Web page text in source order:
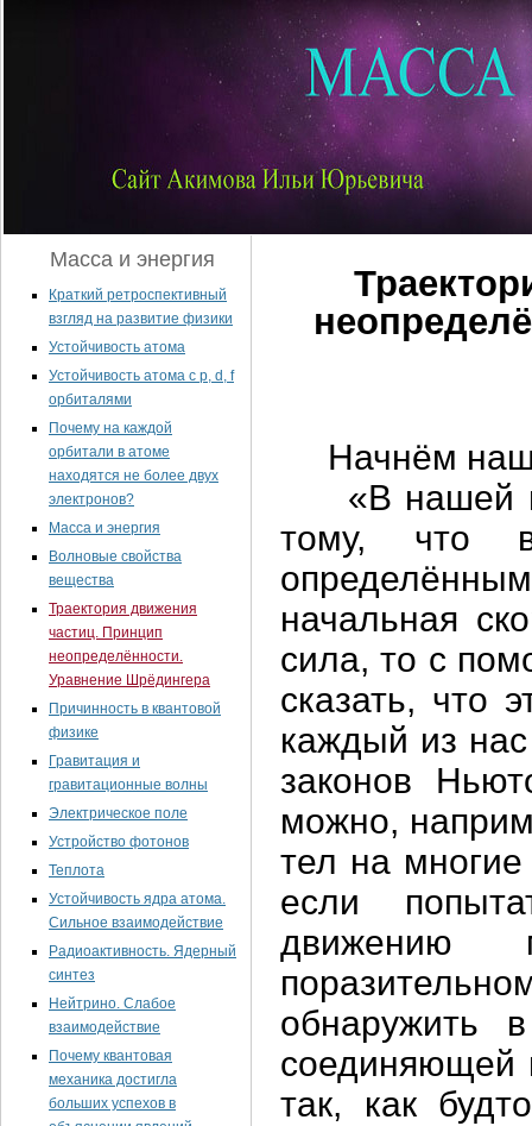
Масса и энергия
Краткий ретроспективный
взгляд на развитие физики
Устойчивость атома
Устойчивость атома с p, d, f
орбиталями
Почему на каждой
орбитали в атоме
находятся не более двух
электронов?
Масса и энергия
Волновые свойства
вещества
Траектория движения
частиц. Принцип
неопределённости.
Уравнение Шрёдингера
Причинность в квантовой
физике
Гравитация и
гравитационные волны
Электрическое поле
Устройство фотонов
Теплота
Устойчивость ядра атома.
Сильное взаимодействие
Радиоактивность. Ядерный
синтез
Нейтрино. Слабое
взаимодействие
Почему квантовая
механика достигла
больших успехов в
Начнём наши
«В нашей
тому, что
начальная
сила, то с
сказать, что
каждый из
законов
можно,
тел на
если
движению
обнаружить
соединяющей
так, как